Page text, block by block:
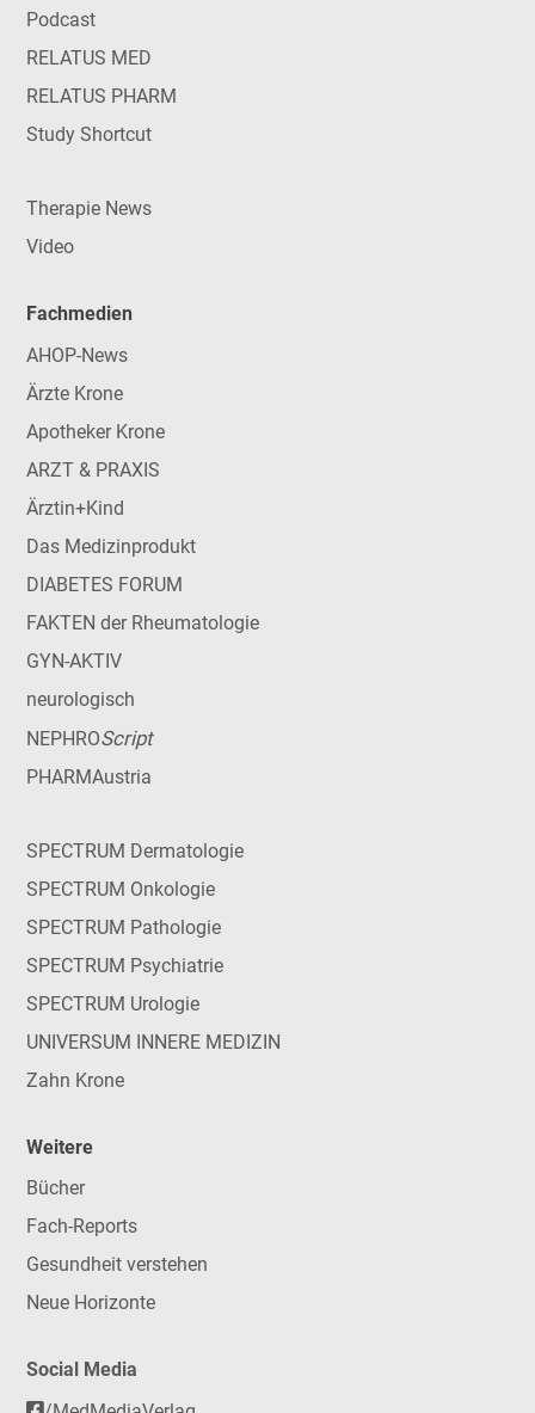
Podcast
RELATUS MED
RELATUS PHARM
Study Shortcut
Therapie News
Video
Fachmedien
AHOP-News
Ärzte Krone
Apotheker Krone
ARZT & PRAXIS
Ärztin+Kind
Das Medizinprodukt
DIABETES FORUM
FAKTEN der Rheumatologie
GYN-AKTIV
neurologisch
NEPHROScript
PHARMAustria
SPECTRUM Dermatologie
SPECTRUM Onkologie
SPECTRUM Pathologie
SPECTRUM Psychiatrie
SPECTRUM Urologie
UNIVERSUM INNERE MEDIZIN
Zahn Krone
Weitere
Bücher
Fach-Reports
Gesundheit verstehen
Neue Horizonte
Social Media